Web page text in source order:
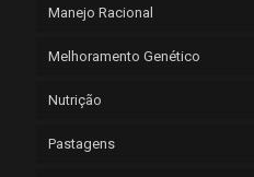
Manejo Racional
Melhoramento Genético
Nutrição
Pastagens